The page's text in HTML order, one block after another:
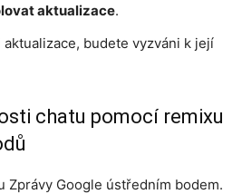
aktualizace.
budete vyzváni k její
chatu pomocí remixu
Zprávy Google ústředním bodem.